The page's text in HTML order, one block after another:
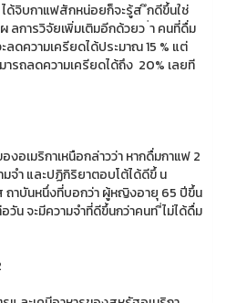
ได้จิบกาแฟสักหน่อยก็จะรู้ส ึกดีขึ้นใช่
ลการวิจัยเพิ่มเติมอีกด้วยว ่า คนที่ดื่ม
ดความเครียดได้ประมาณ 15 % แต่
ารถลดความเครียดได้ถึง 20% เลยที
อเมริกาเหนือกล่าวว่า หากดื่มกาแฟ 2
จำ และปฏิกิริยาตอบโต้ได้ดีขึ้ น
าบันหนึ่งที่บอกว่า ผู้หญิงอายุ 65 ปีขึ้น
วัน จะมีความจำที่ดีขึ้นกว่าคนท ี่ไม่ได้ดื่ม